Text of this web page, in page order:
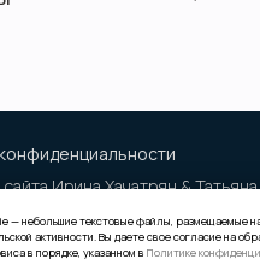
— небольшие текстовые файлы, размещаемые
активности. Вы даете свое согласие на
в порядке, указанном в Политике